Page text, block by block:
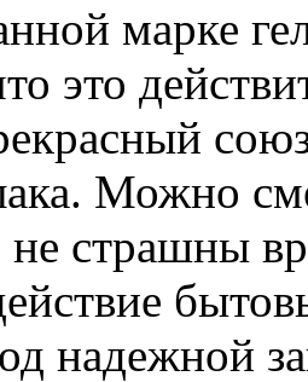
марке
это
Можно
страшны
надежной